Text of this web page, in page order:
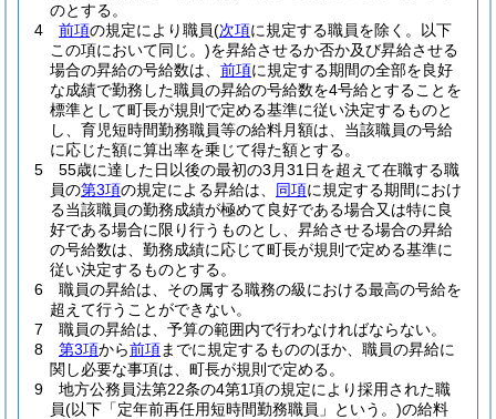
のとする。
4
前項の規定により職員(次項に規定する職員を除く。以下
この項において同じ。)を昇給させるか否か及び昇給させる
場合の昇給の号給数は、 前項に規定する期間の全部を良好
な成績で勤務した職員の昇給の号給数を4号給とすることを
標準として町長が規則で定める基準に従い決定するものと
し、育児短時間勤務職員等の給料月額は、当該職員の号給
に応じた額に算出率を乗じて得た額とする。
5
55歳に達した日以後の最初の3月31日を超えて在職する職
員の第3項の規定による昇給は、 同項に規定する期間におけ
る当該職員の勤務成績が極めて良好である場合又は特に良
好である場合に限り行うものとし、昇給させる場合の昇給
の号給数は、勤務成績に応じて町長が規則で定める基準に
従い決定するものとする。
6
職員の昇給は、その属する職務の級における最高の号給を
超えて行うことができない。
7
職員の昇給は、予算の範囲内で行わなければならない。
8
第3項から前項までに規定するもののほか、職員の昇給に
関し必要な事項は、町長が規則で定める。
9
地方公務員法第22条の4第1項の規定により採用された職
員(以下「定年前再任用短時間勤務職員」という。)の給料